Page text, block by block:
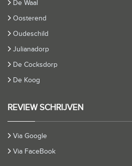
De Waal
Oosterend
Oudeschild
Julianadorp
De Cocksdorp
De Koog
REVIEW SCHRIJVEN
Via Google
Via FaceBook